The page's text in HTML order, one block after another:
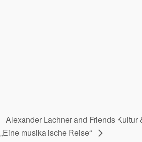
Alexander Lachner and Friends
„Eine musikalische Reise“